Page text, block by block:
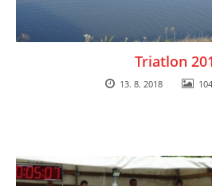
Triatlon
13. 8. 2018 104